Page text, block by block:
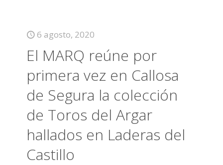
6 agosto, 2020
El MARQ reúne por
primera vez en Callosa
de Segura la colección
de Toros del Argar
hallados en Laderas del
Castillo